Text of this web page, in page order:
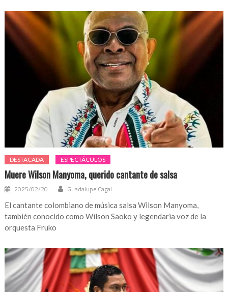
DESTACADA ESPECTÁCULOS
Muere Wilson Manyoma, querido cantante de salsa
2025/02/20 Guadalupe Cagal
El cantante colombiano de música salsa Wilson Manyoma,
también conocido como Wilson Saoko y legendaria voz de la
orquesta Fruko